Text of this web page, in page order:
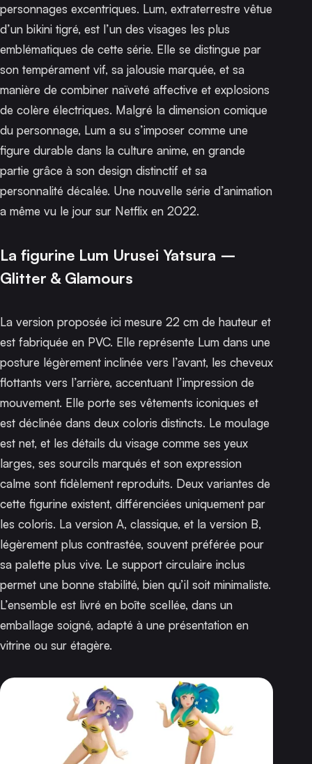
personnages excentriques. Lum, extraterrestre vêtue
d’un bikini tigré, est l’un des visages les plus
emblématiques de cette série. Elle se distingue par
son tempérament vif, sa jalousie marquée, et sa
manière de combiner naïveté affective et explosions
de colère électriques. Malgré la dimension comique
du personnage, Lum a su s’imposer comme une
figure durable dans la culture anime, en grande
partie grâce à son design distinctif et sa
personnalité décalée. Une nouvelle série d’animation
a même vu le jour sur Netflix en 2022.
La figurine Lum Urusei Yatsura –
Glitter & Glamours
La version proposée ici mesure 22 cm de hauteur et
est fabriquée en PVC. Elle représente Lum dans une
posture légèrement inclinée vers l’avant, les cheveux
flottants vers l’arrière, accentuant l’impression de
mouvement. Elle porte ses vêtements iconiques et
est déclinée dans deux coloris distincts. Le moulage
est net, et les détails du visage comme ses yeux
larges, ses sourcils marqués et son expression
calme sont fidèlement reproduits. Deux variantes de
cette figurine existent, différenciées uniquement par
les coloris. La version A, classique, et la version B,
légèrement plus contrastée, souvent préférée pour
sa palette plus vive. Le support circulaire inclus
permet une bonne stabilité, bien qu’il soit minimaliste.
L’ensemble est livré en boîte scellée, dans un
emballage soigné, adapté à une présentation en
vitrine ou sur étagère.